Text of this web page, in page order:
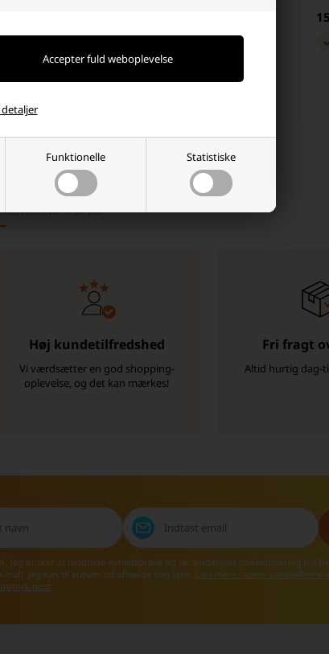
Funktionelle Statistiske
- +
batterilageret?
men her er et par
Høj kundetilfredshed
Vi værdsætter en god shopping-
oplevelse, og det kan mærkes!
Fri fragt
Altid hurtig dag-
jeg ønsker at modtage nyhedsbreve og skræddersyet markedsføring fra
mail. Jeg kan til enhver tid afmelde mig igen. Læs mere i vores
post